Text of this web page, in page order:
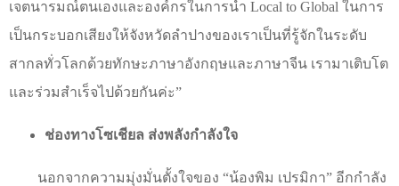
เจตนารมณ์ตนเองและองค์กรในการนำ Local to Global ในการ
เป็นกระบอกเสียงให้จังหวัดลำปางของเราเป็นที่รู้จักในระดับ
สากลทั่วโลกด้วยทักษะภาษาอังกฤษและภาษาจีน เรามาเติบโต
และร่วมสำเร็จไปด้วยกันค่ะ”
ช่องทางโซเชียล ส่งพลังกำลังใจ
นอกจากความมุ่งมั่นตั้งใจของ “น้องพิม เปรมิกา” อีกกำลัง